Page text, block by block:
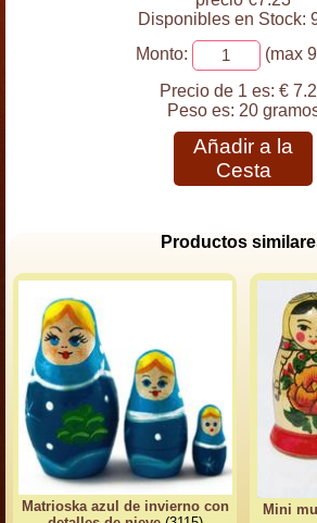
Disponibles en Stock:
Monto:
(max
Precio de 1 es: €
Peso es: 20
Añadir a la
Cesta
Productos
Matrioska azul de invierno con
Mini